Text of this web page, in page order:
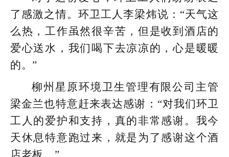
了感激之情。环卫工人李梁炜说：“天气这
么热，工作虽然很辛苦，但是收到酒店的
爱心送水，我们喝下去凉凉的，心是暖暖
的。”
柳州星原环境卫生管理有限公司主管
梁金兰也特意赶来表达感谢：“对我们环卫
工人的爱护和支持，真的非常感谢。我今
天休息特意跑过来，就是为了感谢这个酒
店老板。”